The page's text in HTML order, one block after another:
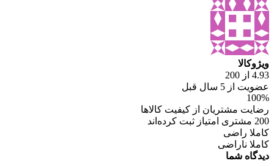
ویژوکالا
4.93 از 200
عضویت از 5 سال قبل
100%
رضایت مشتریان از کیفیت کالاها
200 مشتری امتیاز ثبت کرده‌اند
کاملا راضی
کاملا ناراضی
دیدگاه شما